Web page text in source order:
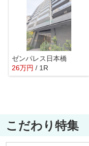
ゼンパレス日本橋
26万円 / 1R
こだわり特集